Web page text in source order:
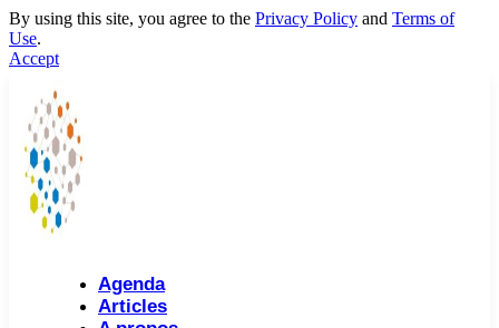
By using this site, you agree to the Privacy Policy and Terms of
Use.
Accept
Agenda
Articles